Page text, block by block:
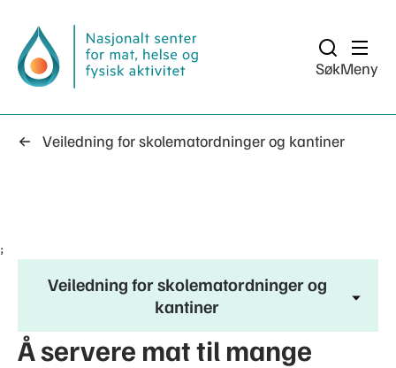
SøkMeny
Veiledning for skolematordninger og kantiner
;
Veiledning for skolematordninger og
kantiner
Å servere mat til mange